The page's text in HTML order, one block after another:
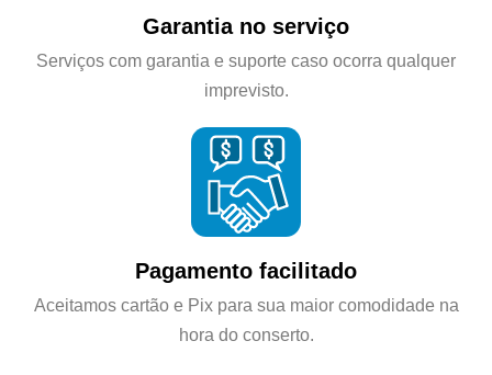
Garantia no serviço
Serviços com garantia e suporte caso ocorra qualquer
imprevisto.
Pagamento facilitado
Aceitamos cartão e Pix para sua maior comodidade na
hora do conserto.